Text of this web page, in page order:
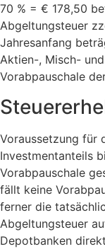
70 % = € 178,50
Abgeltungsteuer
Jahresanfang
Aktien-, Misch-
Vorabpauschale
Voraussetzung für
Investmentanteils
Vorabpauschale
fällt keine
ferner die
Abgeltungsteuer
Depotbanken